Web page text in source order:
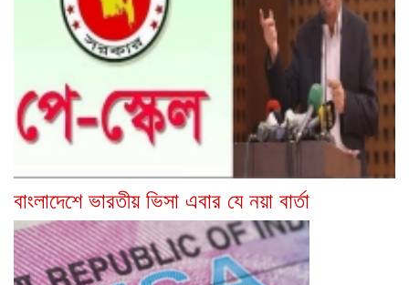
বাংলাদেশে ভারতীয় ভিসা এবার যে নয়া বার্তা